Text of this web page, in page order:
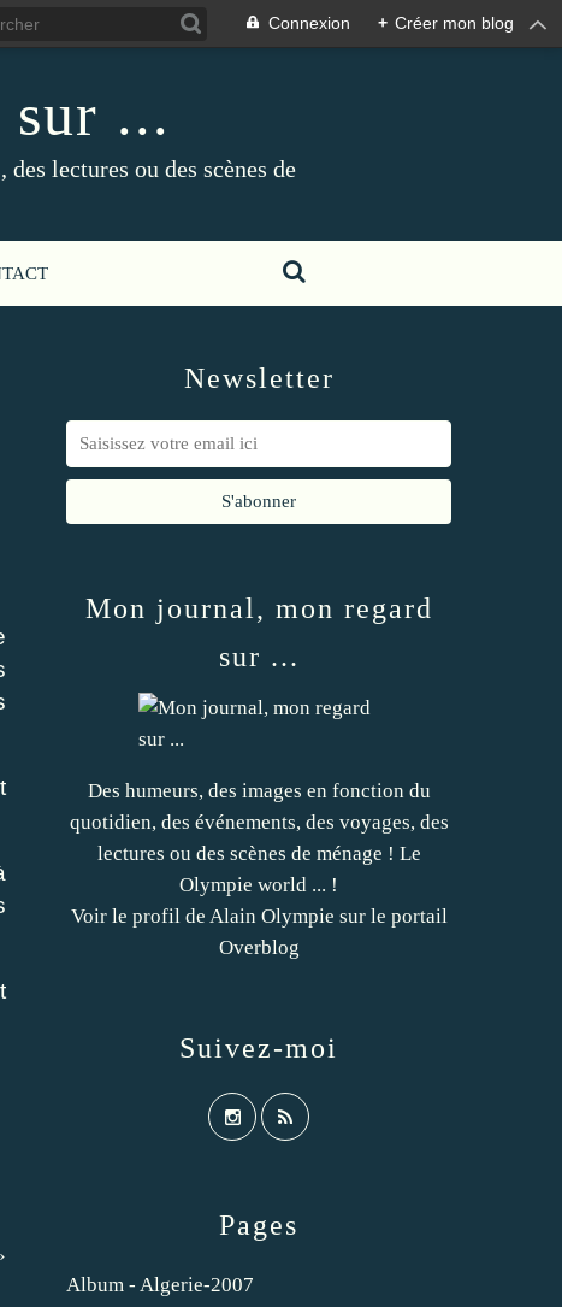
Connexion + Créer mon blog
...
lectures ou des scènes de
Newsletter
Pages
Album - Algerie-2007
Mon journal, mon regard
sur ...
Des humeurs, des images en fonction du
quotidien, des événements, des voyages, des
lectures ou des scènes de ménage ! Le
Olympie world ... !
Voir le profil de Alain Olympie sur le portail
Overblog
Suivez-moi